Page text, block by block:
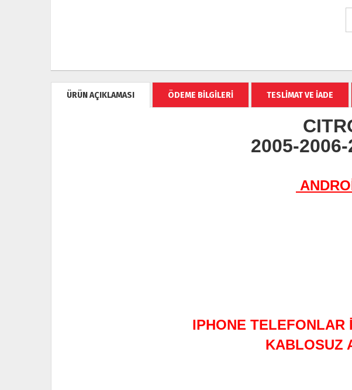
ÜRÜN AÇIKLAMASI ÖDEME BİLGİLERİ TESLİMAT VE İADE
2005-
IPHONE TELEFONLAR
KABLOSUZ